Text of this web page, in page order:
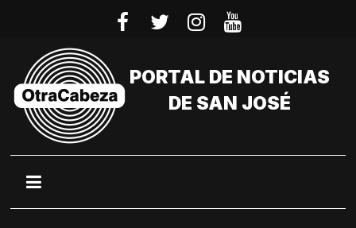
PORTAL DE NOTICIAS
DE SAN JOSÉ